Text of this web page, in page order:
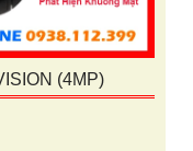
(4MP)